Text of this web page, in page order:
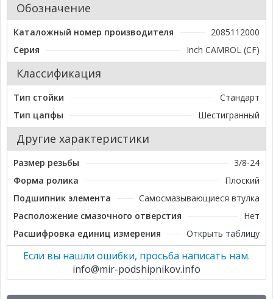
Обозначение
Каталожный номер производителя
2085112000
Серия
Inch CAMROL (CF)
Классификация
Тип стойки
Стандарт
Тип цапфы
Шестигранный
Другие характеристики
Размер резьбы
3/8-24
Форма ролика
Плоский
Подшипник элемента
Самосмазывающиеся втулка
Расположение смазочного отверстия
Нет
Расшифровка единиц измерения
Открыть таблицу
Если вы нашли ошибки, просьба написать нам.
info@mir-podshipnikov.info